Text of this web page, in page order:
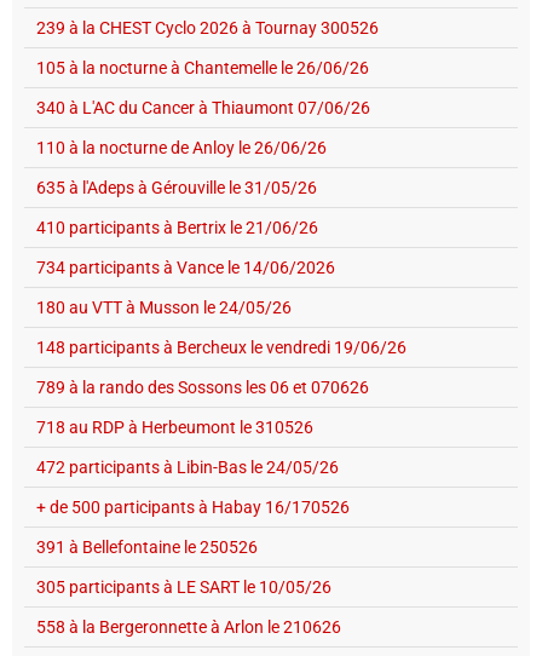
239 à la CHEST Cyclo 2026 à Tournay 300526
105 à la nocturne à Chantemelle le 26/06/26
340 à L'AC du Cancer à Thiaumont 07/06/26
110 à la nocturne de Anloy le 26/06/26
635 à l'Adeps à Gérouville le 31/05/26
410 participants à Bertrix le 21/06/26
734 participants à Vance le 14/06/2026
180 au VTT à Musson le 24/05/26
148 participants à Bercheux le vendredi 19/06/26
789 à la rando des Sossons les 06 et 070626
718 au RDP à Herbeumont le 310526
472 participants à Libin-Bas le 24/05/26
+ de 500 participants à Habay 16/170526
391 à Bellefontaine le 250526
305 participants à LE SART le 10/05/26
558 à la Bergeronnette à Arlon le 210626